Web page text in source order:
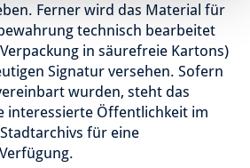
Ferner wird das Material für
technisch bearbeitet
in säurefreie Kartons)
Signatur versehen. Sofern
wurden, steht das
interessierte Öffentlichkeit im
für eine